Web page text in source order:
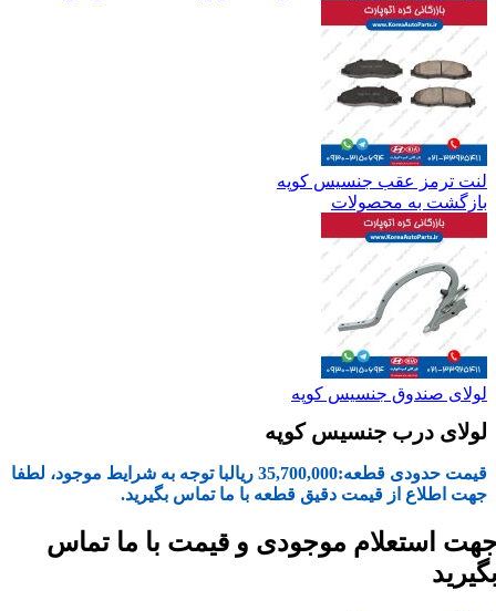
لنت ترمز عقب جنسیس کوپه
بازگشت به محصولات
لولای صندوق جنسیس کوپه
لولای درب جنسیس کوپه
قیمت حدودی قطعه:35,700,000 ریالبا توجه به شرایط موجود، لطفا
جهت اطلاع از قیمت دقیق قطعه با ما تماس بگیرید.
استعلام موجودی و قیمت با ما تماس